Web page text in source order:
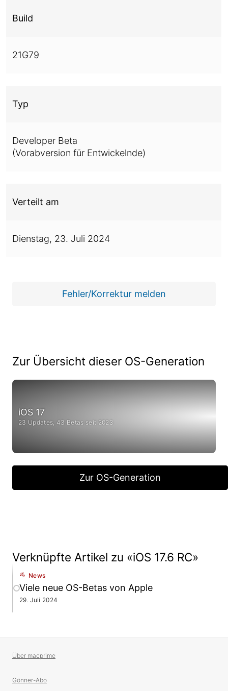
Build
21G79
Typ
Developer Beta
(Vorabversion für Entwickelnde)
Verteilt am
Dienstag, 23. Juli 2024
Fehler/Korrektur melden
Zur Übersicht dieser OS-Generation
iOS 17
23 Updates, 43 Betas seit 2023
Zur OS-Generation
Verknüpfte Artikel zu «iOS 17.6 RC»
News
Viele neue OS-Betas von Apple
29. Juli 2024
Über macprime
Gönner-Abo